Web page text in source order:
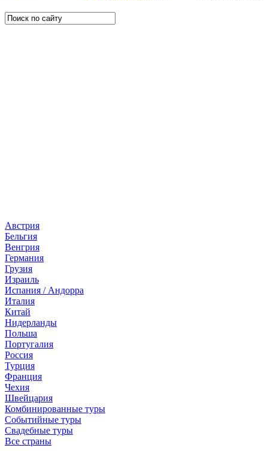
Австрия
Бельгия
Венгрия
Германия
Грузия
Израиль
Испания / Андорра
Италия
Китай
Нидерланды
Польша
Португалия
Россия
Турция
Франция
Чехия
Швейцария
Комбинированные туры
Событийные туры
Свадебные туры
Все страны